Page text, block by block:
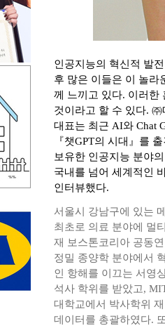
인공지능의 혁신적 발
후 많은 이들은 이 놀라
께 느끼고 있다. 이러한
것이라고 할 수 있다.
대표는 최근 AI와 Chat
『챗GPT의 시대』를
보유한 인공지능 분야
국내를 넘어 세계적인
인터뷰했다.
서울시 강남구에 있는
최초로 의료 분야에 멀
재 보스톤코리아 공동
정밀 종양학 분야에서
인 항해를 이끄는 서영
석사 학위를 받았고,
대학교에서 박사학위
데이터를 총괄하였다.